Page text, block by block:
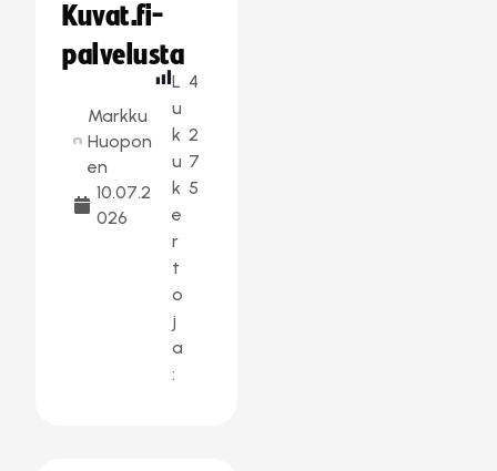
Kuvat.fi-
palvelusta
Markku
Huopon
en
10.07.2
026
L
u
k
u
k
e
r
t
o
j
a
:
4
2
7
5